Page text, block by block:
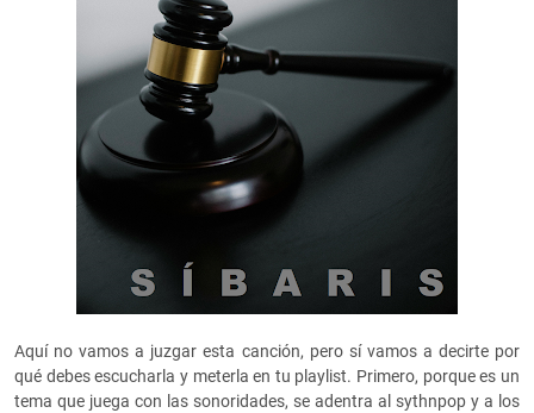
Aquí no vamos a juzgar esta canción, pero sí vamos a decirte por
qué debes escucharla y meterla en tu playlist. Primero, porque es un
tema que juega con las sonoridades, se adentra al sythnpop y a los